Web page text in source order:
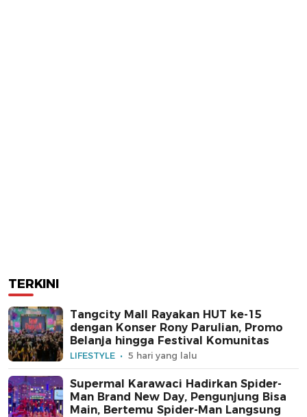
TERKINI
Tangcity Mall Rayakan HUT ke-15
dengan Konser Rony Parulian, Promo
Belanja hingga Festival Komunitas
LIFESTYLE 5 hari yang lalu
Supermal Karawaci Hadirkan Spider-
Man Brand New Day, Pengunjung Bisa
Main, Bertemu Spider-Man Langsung